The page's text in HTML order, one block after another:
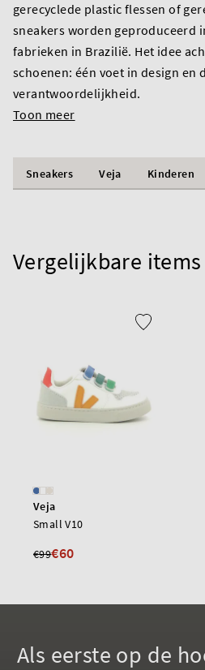
gerecyclede plastic flessen of
sneakers worden geproduceerd
fabrieken in Brazilië. Het idee
schoenen: één voet in design en
verantwoordelijkheid.
Toon meer
Sneakers Veja Kinderen
Vergelijkbare items
Veja
Small V10
€99€60
Als eerste op de